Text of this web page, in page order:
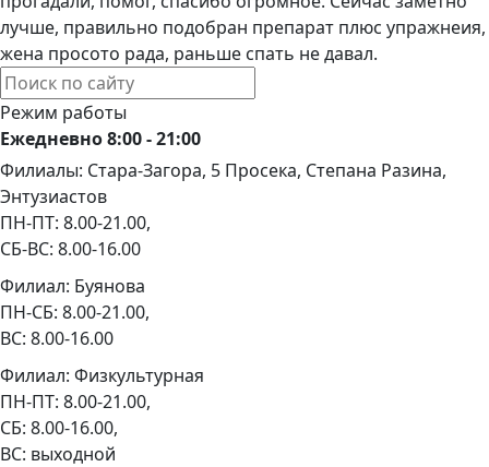
лучше, правильно подобран препарат плюс упражнеия,
жена просото рада, раньше спать не давал.
Режим работы
Ежедневно 8:00 - 21:00
Филиалы: Стара-Загора, 5 Просека, Степана Разина,
Энтузиастов
ПН-ПТ: 8.00-21.00,
СБ-ВС: 8.00-16.00
Филиал: Буянова
ПН-СБ: 8.00-21.00,
ВС: 8.00-16.00
Филиал: Физкультурная
ПН-ПТ: 8.00-21.00,
СБ: 8.00-16.00,
ВС: выходной